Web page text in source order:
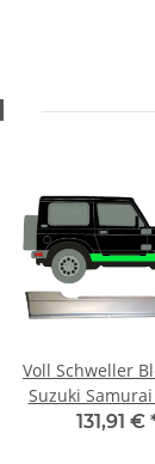
Voll Schweller
Suzuki
1998
131,91 €